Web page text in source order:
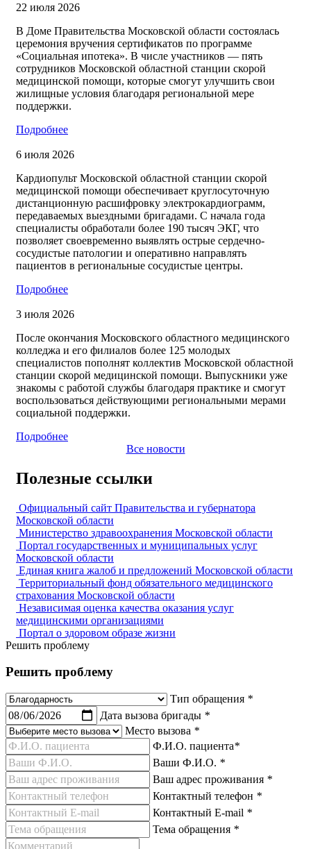
22 июля 2026
В Доме Правительства Московской области состоялась
церемония вручения сертификатов по программе
«Социальная ипотека». В числе участников — пять
сотрудников Московской областной станции скорой
медицинской помощи, которые смогут улучшить свои
жилищные условия благодаря региональной мере
поддержки.
Подробнее
6 июля 2026
Кардиопульт Московской областной станции скорой
медицинской помощи обеспечивает круглосуточную
дистанционную расшифровку электрокардиограмм,
передаваемых выездными бригадами. С начала года
специалисты обработали более 190 тысяч ЭКГ, что
позволяет своевременно выявлять острые сердечно-
сосудистые патологии и оперативно направлять
пациентов в региональные сосудистые центры.
Подробнее
3 июля 2026
После окончания Московского областного медицинского
колледжа и его филиалов более 125 молодых
специалистов пополнят коллектив Московской областной
станции скорой медицинской помощи. Выпускники уже
знакомы с работой службы благодаря практике и смогут
воспользоваться действующими региональными мерами
социальной поддержки.
Подробнее
Все новости
Полезные ссылки
Официальный сайт Правительства и губернатора
Московской области
Министерство здравоохранения Московской области
Портал государственных и муниципальных услуг
Московской области
Единая книга жалоб и предложений Московской области
Территориальный фонд обязательного медицинского
страхования Московской области
Независимая оценка качества оказания услуг
медицинскими организациями
Портал о здоровом образе жизни
Решить проблему
Решить проблему
Тип обращения *
Дата вызова бригады *
Место вызова *
Ф.И.О. пациента*
Ваши Ф.И.О. *
Ваш адрес проживания *
Контактный телефон *
Контактный E-mail *
Тема обращения *